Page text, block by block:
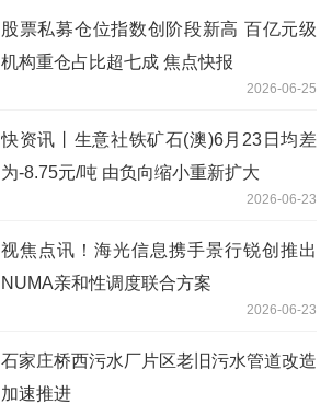
股票私募仓位指数创阶段新高 百亿元级
机构重仓占比超七成 焦点快报
2026-06-25
快资讯丨生意社铁矿石(澳)6月23日均差
为-8.75元/吨 由负向缩小重新扩大
2026-06-23
视焦点讯！海光信息携手景行锐创推出
NUMA亲和性调度联合方案
2026-06-23
石家庄桥西污水厂片区老旧污水管道改造
加速推进